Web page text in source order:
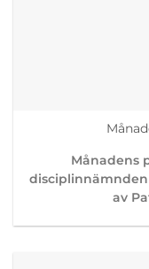
Månadens
av